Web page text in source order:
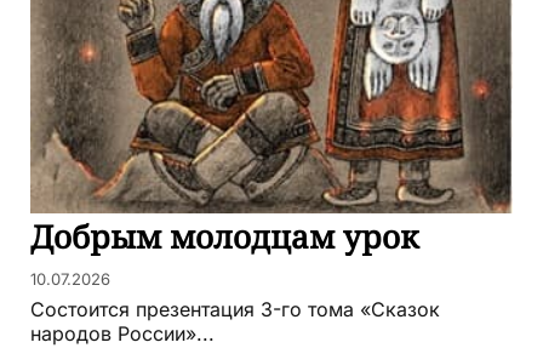
Добрым молодцам урок
10.07.2026
Состоится презентация 3-го тома «Сказок
народов России»...